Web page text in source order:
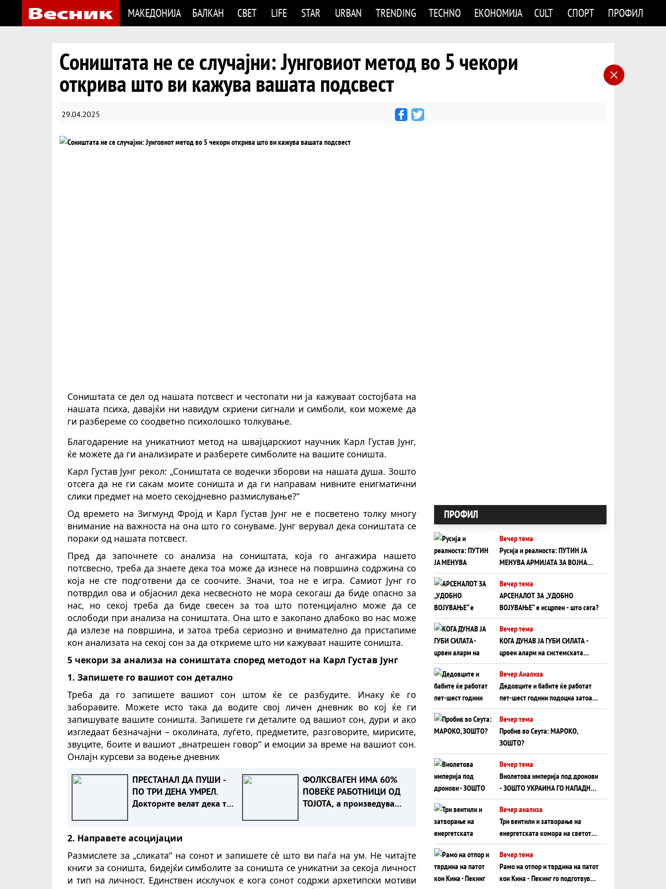
МАКЕДОНИЈА БАЛКАН СВЕТ LIFE STAR URBAN TRENDING TECHNO ЕКОНОМИЈА CULT СПОРТ ПРОФИЛ
Соништата не се случајни: Jунговиот метод во 5 чекори
открива што ви кажува вашата подсвест
29.04.2025
Соништата се дел од нашата потсвест и честопати ни ја кажуваат состојбата на
нашата психа, давајќи ни навидум скриени сигнали и симболи, кои можеме да
ги разбереме со соодветно психолошко толкување.
Благодарение на уникатниот метод на швајцарскиот научник Карл Густав Јунг,
ќе можете да ги анализирате и разберете симболите на вашите соништа.
Карл Густав Јунг рекол: „Соништата се водечки зборови на нашата душа. Зошто
отсега да не ги сакам моите соништа и да ги направам нивните енигматични
слики предмет на моето секојдневно размислување?“
Од времето на Зигмунд Фројд и Карл Густав Јунг не е посветено толку многу
внимание на важноста на она што го сонуваме. Јунг верувал дека соништата се
пораки од нашата потсвест.
Пред да започнете со анализа на соништата, која го ангажира нашето
потсвесно, треба да знаете дека тоа може да изнесе на површина содржина со
која не сте подготвени да се соочите. Значи, тоа не е игра. Самиот Јунг го
потврдил ова и објаснил дека несвесното не мора секогаш да биде опасно за
нас, но секој треба да биде свесен за тоа што потенцијално може да се
ослободи при анализа на соништата. Она што е закопано длабоко во нас може
да излезе на површина, и затоа треба сериозно и внимателно да пристапиме
кон анализата на секој сон за да откриеме што ни кажуваат нашите соништа.
5 чекори за анализа на соништата според методот на Карл Густав Јунг
1. Запишете го вашиот сон детално
Треба да го запишете вашиот сон штом ќе се разбудите. Инаку ќе го
заборавите. Можете исто така да водите свој личен дневник во кој ќе ги
запишувате вашите соништа. Запишете ги деталите од вашиот сон, дури и ако
изгледаат безначајни – околината, луѓето, предметите, разговорите, мирисите,
звуците, боите и вашиот „внатрешен говор“ и емоции за време на вашиот сон.
Онлајн курсеви за водење дневник
ПРЕСТАНАЛ ДА ПУШИ -
ПО ТРИ ДЕНА УМРЕЛ.
Докторите велат дека тоа
ФОЛКСВАГЕН ИМА 60%
ПОВЕЌЕ РАБОТНИЦИ ОД
ТОЈОТА, а произведува
2. Направете асоцијации
Размислете за „сликата“ на сонот и запишете сè што ви паѓа на ум. Не читајте
книги за соништа, бидејќи симболите за соништа се уникатни за секоја личност
и тип на личност. Единствен исклучок е кога сонот содржи архетипски мотиви
ПРОФИЛ
Вечер тема
Русија и реалноста: ПУТИН ЈА
МЕНУВА АРМИЈАТА ЗА ВОЈНА
ШТО ОСТАНУВА БЕЗ ФРОНТ
Вечер тема
АРСЕНАЛОТ ЗА „УДОБНО
ВОЈУВАЊЕ“ е исцрпен - што сега?
Вечер тема
КОГА ДУНАВ ЈА ГУБИ СИЛАТА -
црвен аларм на системската
плоча од јужна Германија до
Црното Море...
Вечер Анализа
Дедовците и бабите ќе работат
пет-шест години подоцна затоа
што НЕМААТ ВНУЦИ ДА ГИ
ЗАМЕНАТ
Вечер тема
Пробив во Сеута: МАРОКО,
ЗОШТО?
Вечер тема
Виолетова империја под дронови
- ЗОШТО УКРАИНА ГО НАПАДНА
РУСКИОТ WILDBERRIES
Вечер анализа
Три вентили и затворање на
енергетската комора на светот:
Нападот во Суец најавува
глобален енергетски инфаркт?
Вечер тема
Рамо на отпор и тврдина на патот
кон Кина - Пекинг го подготвува